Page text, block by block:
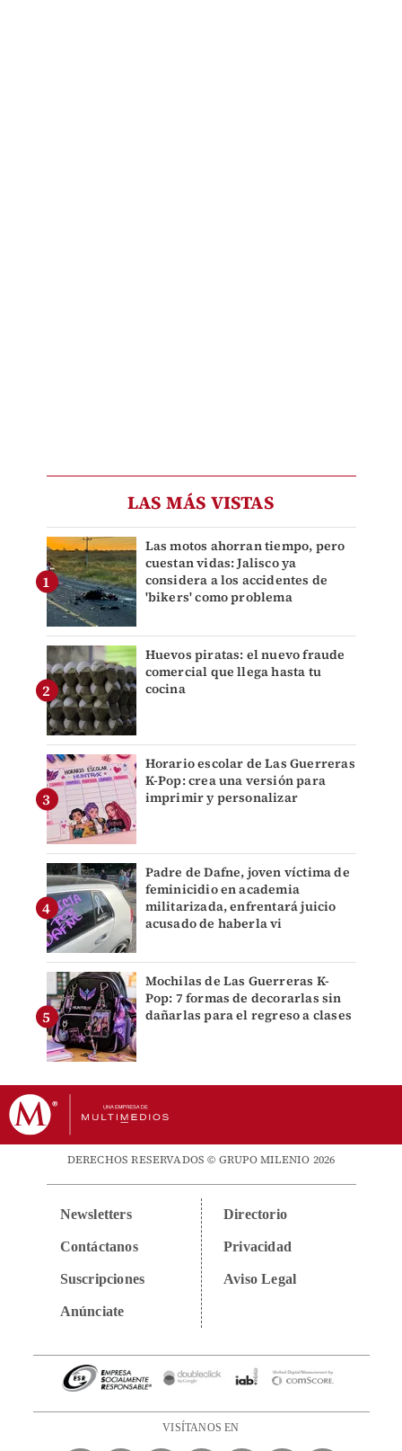
LAS MÁS VISTAS
Las motos ahorran tiempo, pero
cuestan vidas: Jalisco ya
considera a los accidentes de
'bikers' como problema
Huevos piratas: el nuevo fraude
comercial que llega hasta tu
cocina
Horario escolar de Las Guerreras
K-Pop: crea una versión para
imprimir y personalizar
Padre de Dafne, joven víctima de
feminicidio en academia
militarizada, enfrentará juicio
acusado de haberla vi
Mochilas de Las Guerreras K-
Pop: 7 formas de decorarlas sin
dañarlas para el regreso a clases
DERECHOS RESERVADOS © GRUPO MILENIO 2026
Newsletters
Contáctanos
Suscripciones
Anúnciate
Directorio
Privacidad
Aviso Legal
VISÍTANOS EN